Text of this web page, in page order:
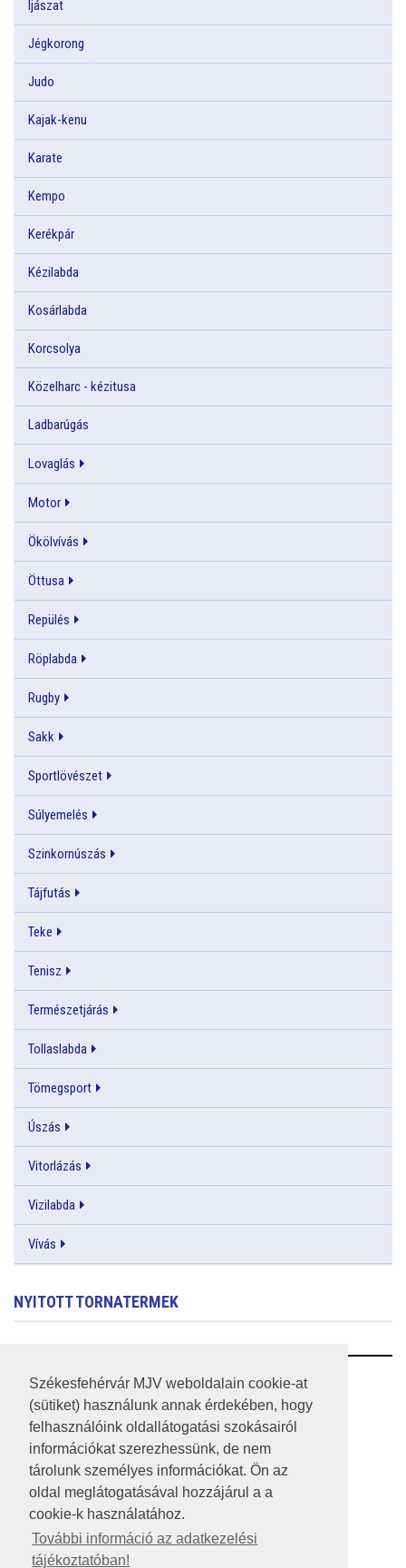
Székesfehérvár MJV weboldalain cookie-at
(sütiket) használunk annak érdekében, hogy
felhasználóink oldallátogatási szokásairól
információkat szerezhessünk, de nem
tárolunk személyes információkat. Ön az
oldal meglátogatásával hozzájárul a a
cookie-k használatához.
További információ az adatkezelési
tájékoztatóban!
Íjászat
Jégkorong
Judo
Kajak-kenu
Karate
Kempo
Kerékpár
Kézilabda
Kosárlabda
Korcsolya
Közelharc - kézitusa
Ladbarúgás
Lovaglás
Motor
Ökölvívás
Öttusa
Repülés
Röplabda
Rugby
Sakk
Sportlövészet
Súlyemelés
Szinkornúszás
Tájfutás
Teke
Tenisz
Természetjárás
Tollaslabda
Tömegsport
Úszás
Vitorlázás
Vizilabda
Vívás
NYITOTT TORNATERMEK
RSS
A HONLAP 2017.03.31-I ÁLLAPOTA
JOGI NYILATKOZAT
IMPRESSZUM
KÖZÉRDEKŰ ADATOK